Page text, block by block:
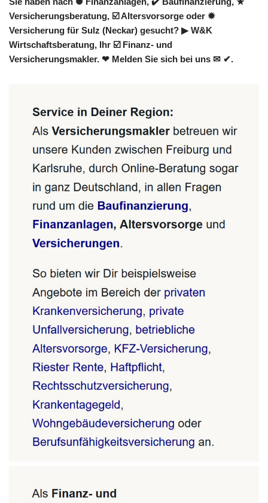
Versicherungsberatung, ☑️ Altersvorsorge oder ✹
Versicherung für Sulz (Neckar) gesucht? ▶︎ W&K
Wirtschaftsberatung, Ihr ☑️ Finanz- und
Versicherungsmakler. ❤ Melden Sie sich bei uns ✉ ✔.